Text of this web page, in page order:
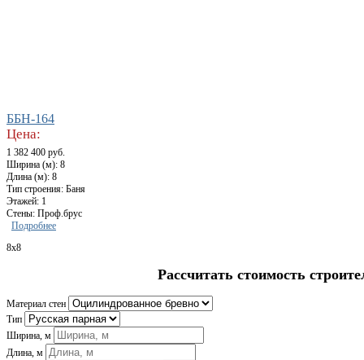
ББН-164
Цена:
1 382 400 руб.
Ширина (м): 8
Длина (м): 8
Тип строения: Баня
Этажей: 1
Стены: Проф.брус
Подробнее
8x8
Рассчитать стоимость
Материал стен
Тип
Ширина, м
Длина, м